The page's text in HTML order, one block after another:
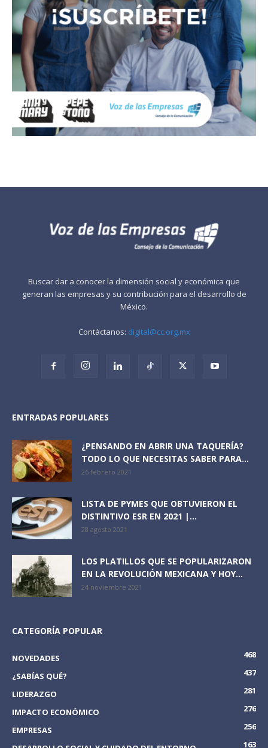
Buscar dar a conocer la dimensión social y económica que
generan las empresas y su contribución para el desarrollo de
México.
Contáctanos: digital@cc.org.mx
ENTRADAS POPULARES
¿PENSANDO EN ABRIR UNA TAQUERÍA?
TODO LO QUE NECESITAS SABER PARA...
26 febrero 2021
LISTA DE PYMES QUE OBTUVIERON EL
DISTINTIVO ESR EN 2021 |...
28 agosto 2021
LOS PLATILLOS QUE SE POPULARIZARON
EN LA REVOLUCIÓN MEXICANA Y HOY...
24 noviembre 2021
CATEGORÍA POPULAR
NOVEDADES
468
¿SABÍAS QUÉ?
437
LIDERAZGO
281
IMPACTO ECONÓMICO
276
EMPRESAS
256
163